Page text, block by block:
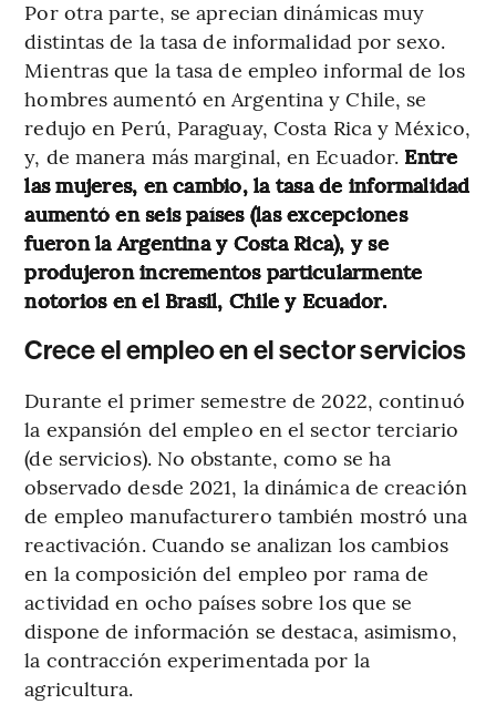
Por otra parte, se aprecian dinámicas muy
distintas de la tasa de informalidad por sexo.
Mientras que la tasa de empleo informal de los
hombres aumentó en Argentina y Chile, se
redujo en Perú, Paraguay, Costa Rica y México,
y, de manera más marginal, en Ecuador. Entre
las mujeres, en cambio, la tasa de informalidad
aumentó en seis países (las excepciones
fueron la Argentina y Costa Rica), y se
produjeron incrementos particularmente
notorios en el Brasil, Chile y Ecuador.
Crece el empleo en el sector servicios
Durante el primer semestre de 2022, continuó
la expansión del empleo en el sector terciario
(de servicios). No obstante, como se ha
observado desde 2021, la dinámica de creación
de empleo manufacturero también mostró una
reactivación. Cuando se analizan los cambios
en la composición del empleo por rama de
actividad en ocho países sobre los que se
dispone de información se destaca, asimismo,
la contracción experimentada por la
agricultura.